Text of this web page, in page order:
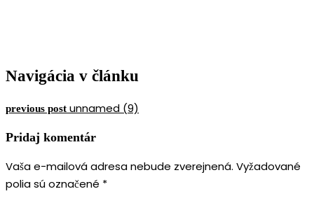
Navigácia v článku
previous post unnamed (9)
Pridaj komentár
Vaša e-mailová adresa nebude zverejnená. Vyžadované
polia sú označené *